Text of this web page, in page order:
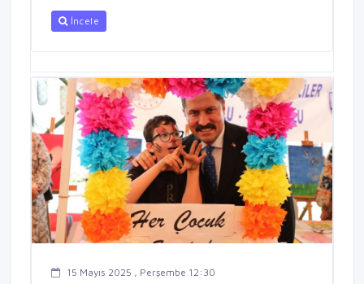
İncele
15 Mayıs 2025 , Perşembe 12:30